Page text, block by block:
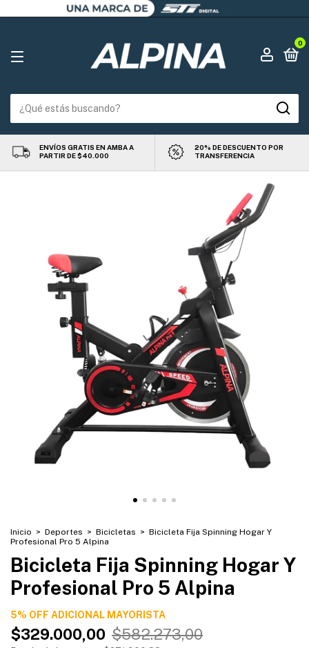
0
ENVÍOS GRATIS EN AMBA A
PARTIR DE $40.000
20% DE DESCUENTO POR
TRANSFERENCIA
Inicio > Deportes > Bicicletas > Bicicleta Fija Spinning Hogar Y
Profesional Pro 5 Alpina
Bicicleta Fija Spinning Hogar Y
Profesional Pro 5 Alpina
5% OFF ADICIONAL
$329.000,00 $582.273,00